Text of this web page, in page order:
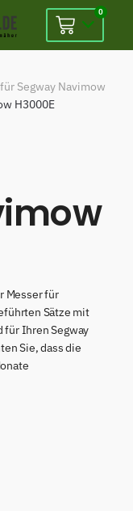
0
Segway Navimow
H3000E
Messer für
Sätze mit
für Ihren Segway
Sie, dass die